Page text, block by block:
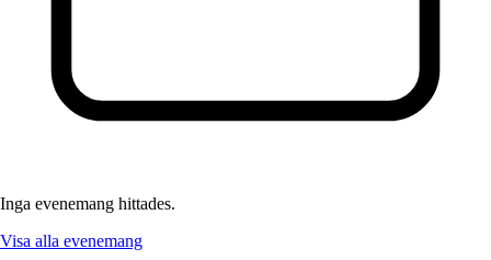
Inga evenemang hittades.
Visa alla evenemang